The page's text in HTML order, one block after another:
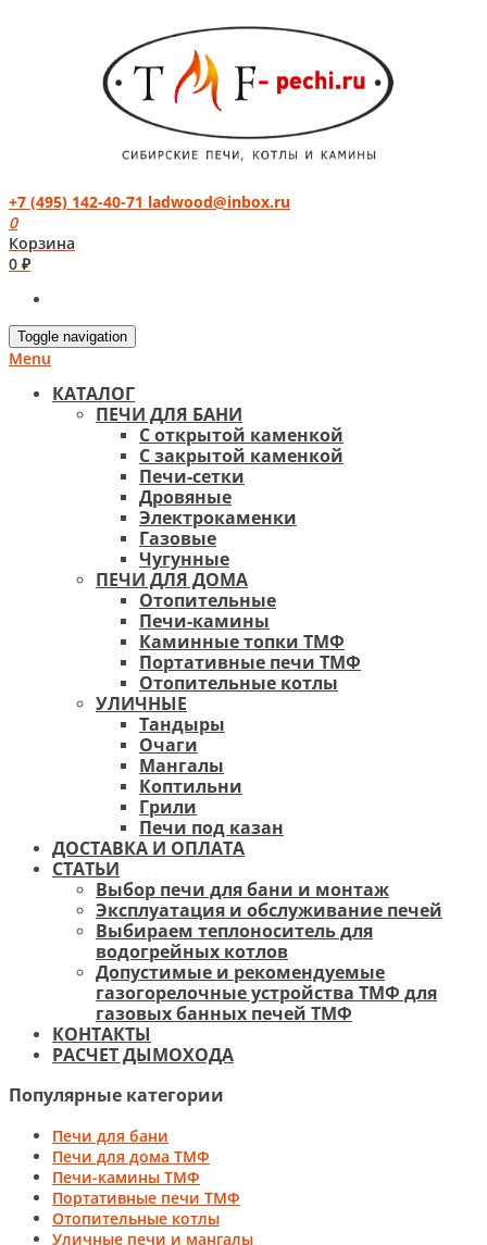
+7 (495) 142-40-71 ladwood@inbox.ru
0
Корзина
0 ₽
Toggle navigation
Menu
КАТАЛОГ
ПЕЧИ ДЛЯ БАНИ
С открытой каменкой
С закрытой каменкой
Печи-сетки
Дровяные
Электрокаменки
Газовые
Чугунные
ПЕЧИ ДЛЯ ДОМА
Отопительные
Печи-камины
Каминные топки ТМФ
Портативные печи ТМФ
Отопительные котлы
УЛИЧНЫЕ
Тандыры
Очаги
Мангалы
Коптильни
Грили
Печи под казан
ДОСТАВКА И ОПЛАТА
СТАТЬИ
Выбор печи для бани и монтаж
Эксплуатация и обслуживание печей
Выбираем теплоноситель для
водогрейных котлов
Допустимые и рекомендуемые
газогорелочные устройства ТМФ для
газовых банных печей ТМФ
КОНТАКТЫ
РАСЧЕТ ДЫМОХОДА
Популярные категории
Печи для бани
Печи для дома ТМФ
Печи-камины ТМФ
Портативные печи ТМФ
Отопительные котлы
Уличные печи и мангалы